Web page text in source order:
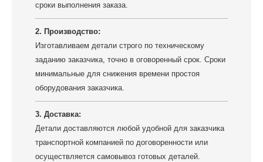
сроки выполнения заказа.
2. Производство:
Изготавливаем детали строго по техническому
заданию заказчика, точно в оговоренный срок. Сроки
минимальные для снижения времени простоя
оборудования заказчика.
3. Доставка:
Детали доставляются любой удобной для заказчика
транспортной компанией по договоренности или
осуществляется самовывоз готовых деталей.